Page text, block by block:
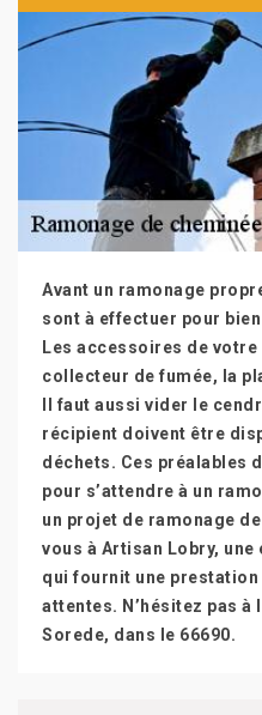
Avant un ramonage
sont à effectuer pour
Les accessoires de
collecteur de fumée, la
Il faut aussi vider le
récipient doivent être
déchets. Ces préalables
pour s’attendre à un
un projet de ramonage
vous à Artisan Lobry,
qui fournit une prestation
attentes. N’hésitez pas
Sorede, dans le 66690.